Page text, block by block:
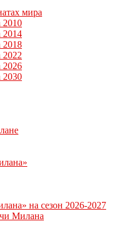
мира
2010
2014
2018
2026
2030
на сезон 2026-2027
Милана